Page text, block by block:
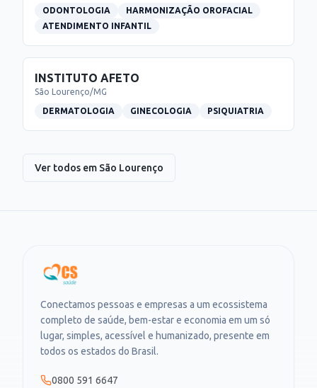
ODONTOLOGIA
HARMONIZAÇÃO OROFACIAL
ATENDIMENTO INFANTIL
INSTITUTO AFETO
São Lourenço/MG
DERMATOLOGIA GINECOLOGIA PSIQUIATRIA
Ver todos em São Lourenço
Conectamos pessoas e empresas a um ecossistema
completo de saúde, bem-estar e economia em um só
lugar, simples, acessível e humanizado, presente em
todos os estados do Brasil.
0800 591 6647